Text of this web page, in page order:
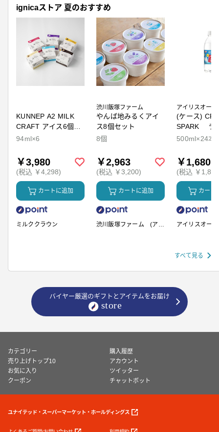
ignicaストア 夏のおすすめ
KUNNEP A2 MILK
CRAFT アイス6個セ
ット
94ml×6
￥3,980
(税込 ￥4,298)
カートに追加
ミルククラウン
渋川飯塚ファーム
やんば地みるくアイ
ス8個セット
8個
￥2,963
(税込 ￥3,200)
カートに追加
渋川飯塚ファーム (アイ
アイリスオーヤ
(ケース)
SPARK ラ
500ml×24本
￥1,680
(税込 ￥
カート
アイリスオー
すべて見る
バイヤー厳選のギフトとアイテムをお届け
カテゴリー
購入履歴
売り上げトップ10
アカウント
お気に入り
ツイッター
クーポン
チャットボット
ユナイテッド・スーパーマーケット・ホールディングス